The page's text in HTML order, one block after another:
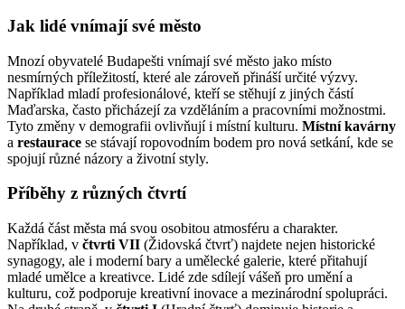
Jak lidé vnímají své město
Mnozí obyvatelé Budapešti vnímají své město jako místo
nesmírných příležitostí, které ale zároveň přináší určité výzvy.
Například mladí profesionálové, kteří se stěhují z jiných částí
Maďarska, často přicházejí za vzděláním a pracovními možnostmi.
Tyto změny v demografii ovlivňují i místní kulturu. Místní kavárny
a restaurace se stávají ropovodním bodem pro nová setkání, kde se
spojují různé názory a životní styly.
Příběhy z různých čtvrtí
Každá část města má svou osobitou atmosféru a charakter.
Například, v čtvrti VII (Židovská čtvrť) najdete nejen historické
synagogy, ale i moderní bary a umělecké galerie, které přitahují
mladé umělce a kreativce. Lidé zde sdílejí vášeň pro umění a
kulturu, což podporuje kreativní inovace a mezinárodní spolupráci.